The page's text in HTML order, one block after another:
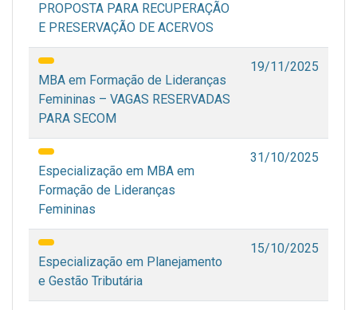
PROPOSTA PARA RECUPERAÇÃO
E PRESERVAÇÃO DE ACERVOS
MBA em Formação de Lideranças
Femininas – VAGAS RESERVADAS
PARA SECOM
19/11/2025
Especialização em MBA em
Formação de Lideranças
Femininas
31/10/2025
Especialização em Planejamento
e Gestão Tributária
15/10/2025